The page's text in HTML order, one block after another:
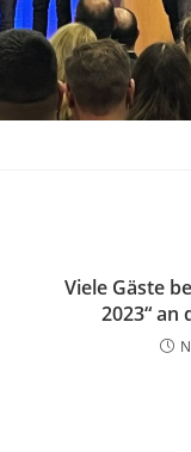
Viele Gäste
2023“ an